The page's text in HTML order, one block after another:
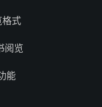
式
阅览
能